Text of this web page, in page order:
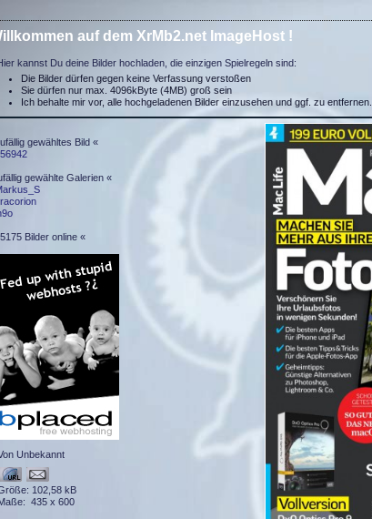
auf dem XrMb2.net ImageHost !
kannst Du deine Bilder hochladen, die einzigen Spielregeln sind:
Die Bilder dürfen gegen keine Verfassung verstoßen
Sie dürfen nur max. 4096kByte (4MB) groß sein
Ich behalte mir vor, alle hochgeladenen Bilder einzusehen und ggf. zu entfernen...
gewähltes Bild «
gewählte Galerien «
Bilder online «
Unbekannt
102,58 kB
435 x 600